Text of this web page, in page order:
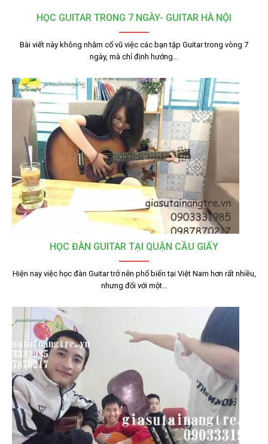
HỌC GUITAR TRONG 7 NGÀY- GUITAR HÀ NỘI
Bài viết này không nhằm cổ vũ việc các bạn tập Guitar trong vòng 7
ngày, mà chỉ định hướng…
HỌC ĐÀN GUITAR TẠI QUẬN CẦU GIẤY
Hiện nay việc học đàn Guitar trở nên phổ biến tại Việt Nam hơn rất nhiều,
nhưng đối với một…